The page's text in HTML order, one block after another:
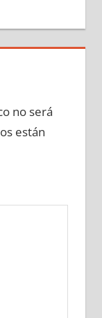
no será
están